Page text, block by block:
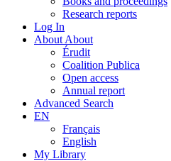
Research reports
Log In
About About
Érudit
Coalition Publica
Open access
Annual report
Advanced Search
EN
Français
English
My Library